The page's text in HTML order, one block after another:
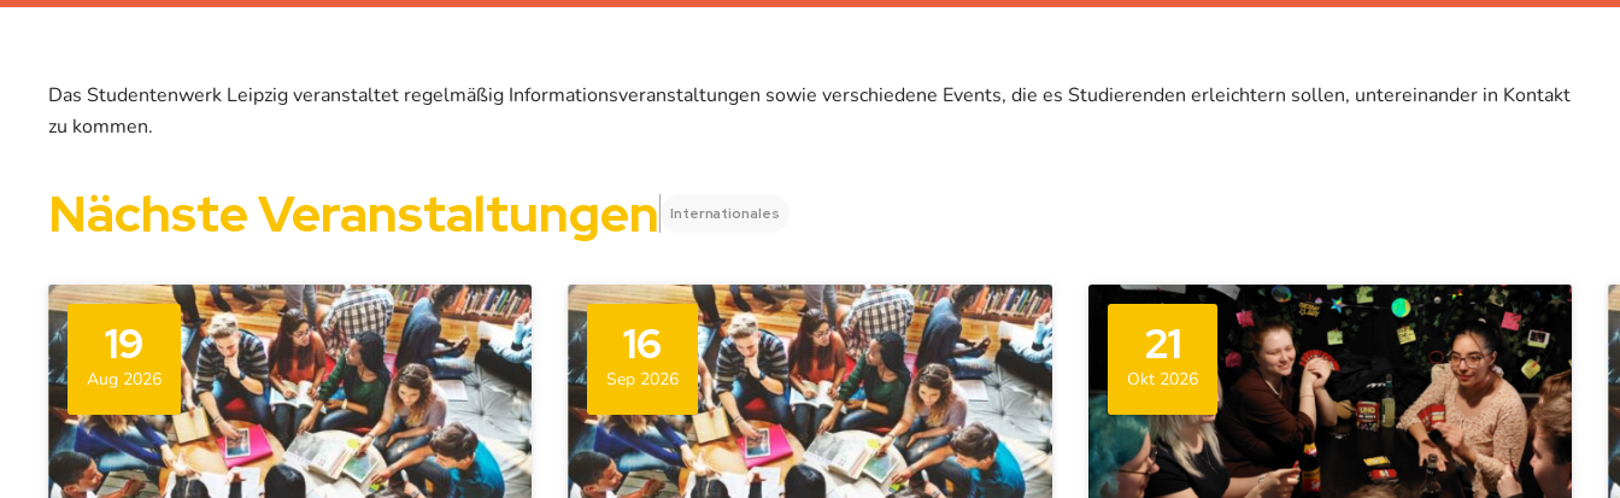
Das Studentenwerk Leipzig veranstaltet regelmäßig Informationsveranstaltungen sowie verschiedene Events, die es Studierenden erleichtern sollen, untereinander in Kontakt
zu kommen.
Nächste Veranstaltungen Internationales
19
Aug 2026
16
Sep 2026
21
Okt 2026